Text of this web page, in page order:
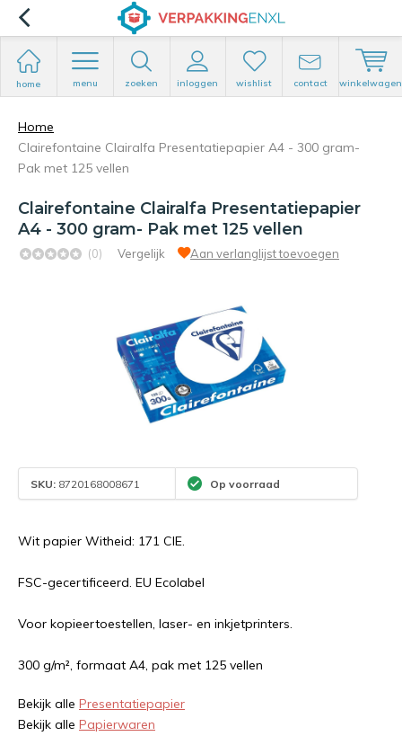
home menu zoeken inloggen wishlist contact winkelwagen
Home
Clairefontaine Clairalfa Presentatiepapier A4 - 300 gram-
Pak met 125 vellen
Clairefontaine Clairalfa Presentatiepapier
A4 - 300 gram- Pak met 125 vellen
(0) Vergelijk Aan verlanglijst toevoegen
SKU: 8720168008671 Op voorraad
Wit papier Witheid: 171 CIE.
FSC-gecertificeerd. EU Ecolabel
Voor kopieertoestellen, laser- en inkjetprinters.
300 g/m², formaat A4, pak met 125 vellen
Bekijk alle Presentatiepapier
Bekijk alle Papierwaren